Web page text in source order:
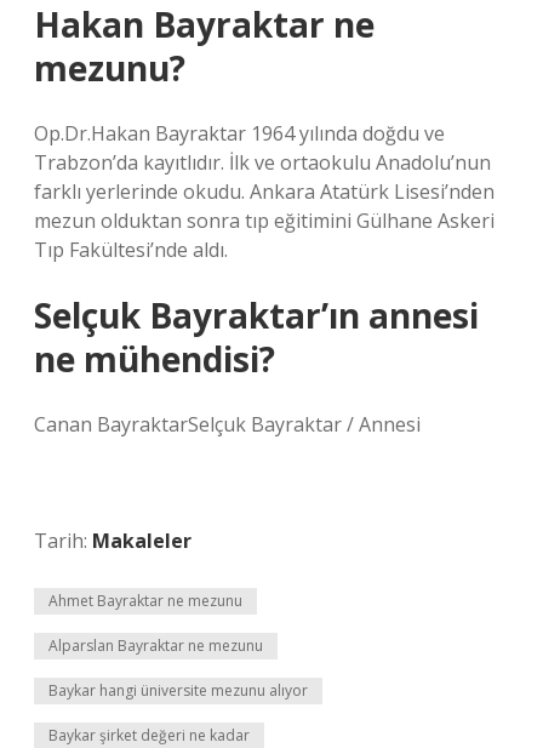
Hakan Bayraktar ne
mezunu?
Op.Dr.Hakan Bayraktar 1964 yılında doğdu ve
Trabzon’da kayıtlıdır. İlk ve ortaokulu Anadolu’nun
farklı yerlerinde okudu. Ankara Atatürk Lisesi’nden
mezun olduktan sonra tıp eğitimini Gülhane Askeri
Tıp Fakültesi’nde aldı.
Selçuk Bayraktar’ın annesi
ne mühendisi?
Canan BayraktarSelçuk Bayraktar / Annesi
Tarih: Makaleler
Ahmet Bayraktar ne mezunu
Alparslan Bayraktar ne mezunu
Baykar hangi üniversite mezunu alıyor
Baykar şirket değeri ne kadar